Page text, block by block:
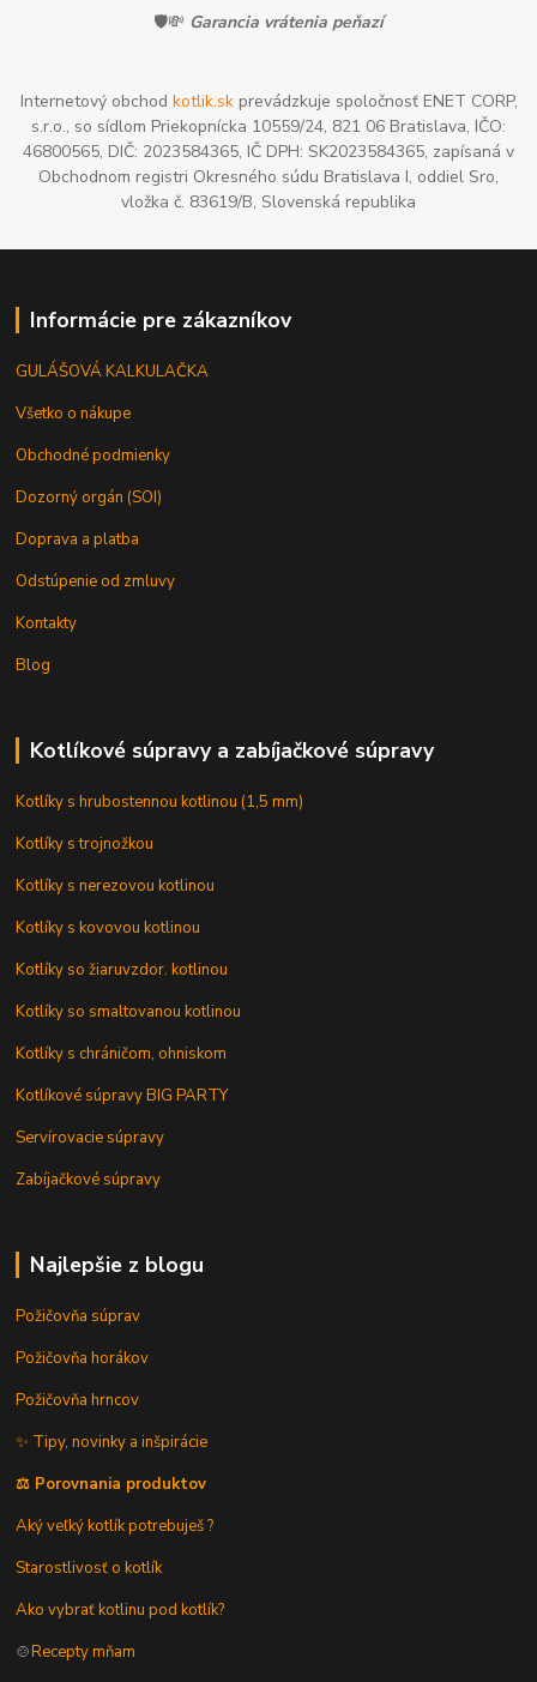
🛡️💸 Garancia vrátenia peňazí
Internetový obchod kotlik.skprevádzkuje spoločnosť ENET CORP,
s.r.o., so sídlom Priekopnícka 10559/24, 821 06 Bratislava, IČO:
46800565, DIČ: 2023584365, IČ DPH: SK2023584365, zapísaná v
Obchodnom registri Okresného súdu Bratislava I, oddiel Sro,
vložka č. 83619/B, Slovenská republika
Informácie pre zákazníkov
GULÁŠOVÁ KALKULAČKA
Všetko o nákupe
Obchodné podmienky
Dozorný orgán (SOI)
Doprava a platba
Odstúpenie od zmluvy
Kontakty
Blog
Kotlíkové súpravy a zabíjačkové súpravy
Kotlíky s hrubostennou kotlinou (1,5 mm)
Kotlíky s trojnožkou
Kotlíky s nerezovou kotlinou
Kotlíky s kovovou kotlinou
Kotlíky so žiaruvzdor. kotlinou
Kotlíky so smaltovanou kotlinou
Kotlíky s chráničom, ohniskom
Kotlíkové súpravy BIG PARTY
Servírovacie súpravy
Zabíjačkové súpravy
Najlepšie z blogu
Požičovňa súprav
Požičovňa horákov
Požičovňa hrncov
✨ Tipy, novinky a inšpirácie
⚖️ Porovnania produktov
Aký veľký kotlík potrebuješ ?
Starostlivosť o kotlík
Ako vybrať kotlinu pod kotlík?
🍲Recepty mňam